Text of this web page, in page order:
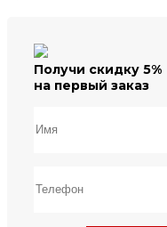
Получи скидку 5%
на первый заказ